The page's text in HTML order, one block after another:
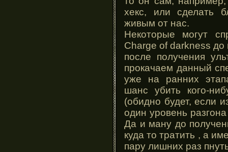
хекс, или сделать
живым от нас.
Некоторые могут
Charge of darkness до
после получения
прокачаем данный
уже на ранних
шанс убить кого-
(обидно будет, если
один уровень
Да и ману до
куда то тратить , а
пару лишних раз